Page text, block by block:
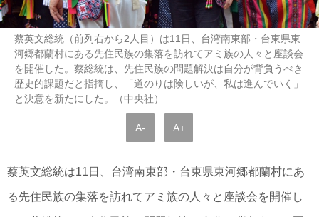
蔡英文総統（前列右から2人目）は11日、台湾南東部・台東県東
河郷都蘭村にある先住民族の集落を訪れてアミ族の人々と座談会
を開催した。蔡総統は、先住民族の問題解決は自分が背負うべき
歴史的課題だと指摘し、「道のりは険しいが、私は進んでいく」
と決意を新たにした。（中央社）
A- A+
蔡英文総統は11日、台湾南東部・台東県東河郷都蘭村にあ
る先住民族の集落を訪れてアミ族の人々と座談会を開催し